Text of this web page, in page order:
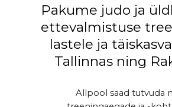
Pakume judo ja
ettevalmistuse
lastele ja
Tallinnas ning
Allpool saad tutvuda